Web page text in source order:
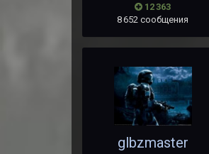
12 363
8 652 сообщения
glbzmaster